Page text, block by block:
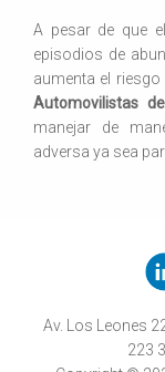
A pesar de que
episodios de
aumenta el
Automovilistas
manejar de
adversa ya sea
Av. Los Leones
223